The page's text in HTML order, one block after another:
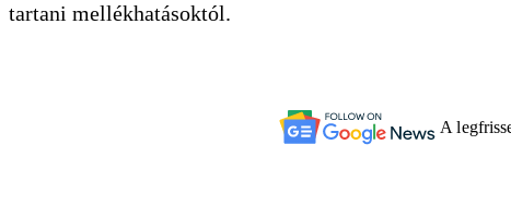
tartani mellékhatásoktól.
A